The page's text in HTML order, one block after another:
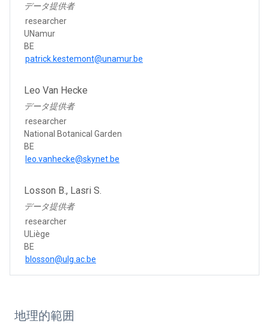
データ提供者
researcher
UNamur
BE
patrick.kestemont@unamur.be
Leo Van Hecke
データ提供者
researcher
National Botanical Garden
BE
leo.vanhecke@skynet.be
Losson B., Lasri S.
データ提供者
researcher
ULiège
BE
blosson@ulg.ac.be
地理的範囲